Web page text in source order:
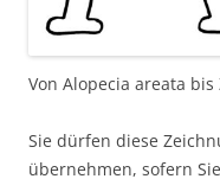
Von Alopecia areata
Sie dürfen diese
übernehmen, sofern